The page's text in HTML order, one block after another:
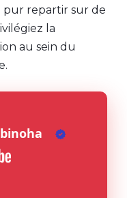
pur repartir sur de
la
au sein du